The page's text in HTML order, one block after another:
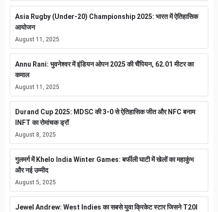
Asia Rugby (Under-20) Championship 2025: भारत में ऐतिहासिक
आयोजन
August 11, 2025
Annu Rani: भुवनेश्वर में इंडियन ओपन 2025 की चैंपियन, 62.01 मीटर का
कमाल
August 11, 2025
Durand Cup 2025: MDSC की 3-0 से ऐतिहासिक जीत और NFC बनाम
INFT का रोमांचक ड्रॉ
August 8, 2025
गुलमर्ग में Khelo India Winter Games: बर्फीली घाटी में खेलों का महाकुंभ
और नई उम्मीद
August 5, 2025
Jewel Andrew: West Indies का सबसे युवा क्रिकेट स्टार जिसने T20I